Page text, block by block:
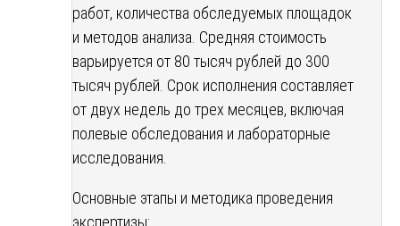
работ, количества обследуемых площадок
и методов анализа. Средняя стоимость
варьируется от 80 тысяч рублей до 300
тысяч рублей. Срок исполнения составляет
от двух недель до трех месяцев, включая
полевые обследования и лабораторные
исследования.
Основные этапы и методика проведения